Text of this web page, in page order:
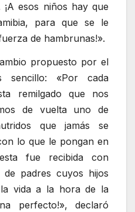
esos niños hay que
para que se le
de hambrunas!».
propuesto por el
sencillo: «Por cada
remilgado que nos
de vuelta uno de
que jamás se
lo que le pongan en
fue recibida con
padres cuyos hijos
la vida a la hora de la
perfecto!», declaró